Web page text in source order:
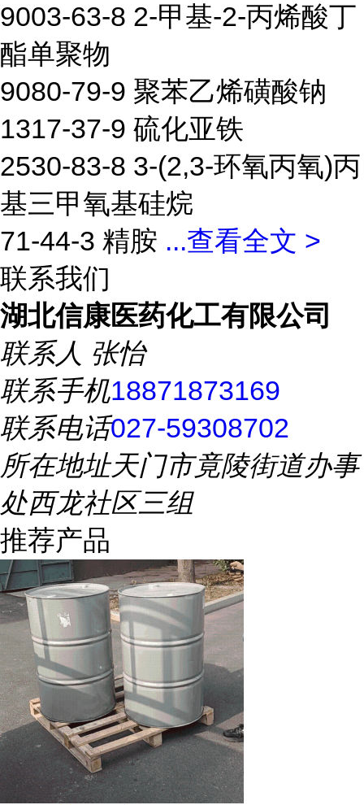
9003-63-8 2-甲基-2-丙烯酸丁
酯单聚物
9080-79-9 聚苯乙烯磺酸钠
1317-37-9 硫化亚铁
2530-83-8 3-(2,3-环氧丙氧)丙
基三甲氧基硅烷
71-44-3 精胺 ...查看全文 >
联系我们
湖北信康医药化工有限公司
联系人 张怡
联系手机18871873169
联系电话027-59308702
所在地址天门市竟陵街道办事
处西龙社区三组
推荐产品